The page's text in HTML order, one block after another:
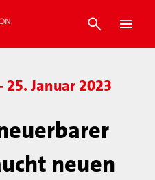
Januar 2023
neuen